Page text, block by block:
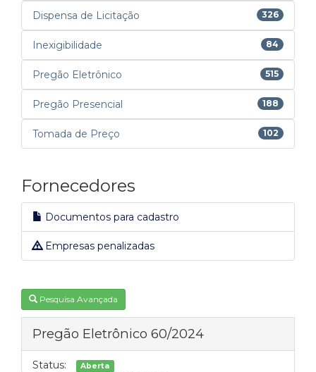
Dispensa de Licitação 326
Inexigibilidade 84
Pregão Eletrônico 515
Pregão Presencial 188
Tomada de Preço 102
Fornecedores
Documentos para cadastro
Empresas penalizadas
Pesquisa Avançada
Pregão Eletrônico 60/2024
Status: Aberta